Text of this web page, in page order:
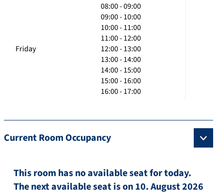
Friday
08:00 - 09:00
09:00 - 10:00
10:00 - 11:00
11:00 - 12:00
12:00 - 13:00
13:00 - 14:00
14:00 - 15:00
15:00 - 16:00
16:00 - 17:00
Current Room Occupancy
This room has no available seat for today.
The next available seat is on 10. August 2026